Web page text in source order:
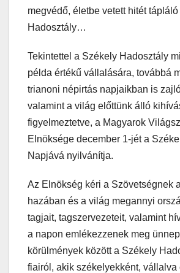
megvédő, életbe vetett hitét
Hadosztály…
Tekintettel a Székely Hadosztály
példa értékű vállalására, továbbá
trianoni népirtás napjaikban is
valamint a világ előttünk álló
figyelmeztetve, a Magyarok
Elnöksége december 1-jét a
Napjává nyilvánítja.
Az Elnökség kéri a Szövetségnek
hazában és a világ megannyi
tagjait, tagszervezeteit, valamint
a napon emlékezzenek meg
körülmények között a Székely
fiairól, akik székelyekként, vállalva